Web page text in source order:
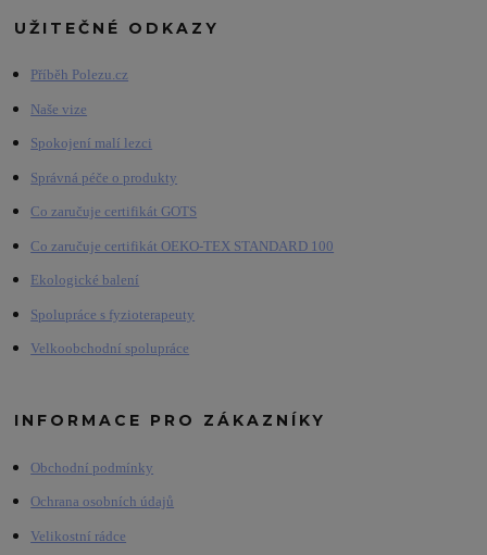
UŽITEČNÉ ODKAZY
Příběh Polezu.cz
Naše vize
Spokojení malí lezci
Správná péče o produkty
Co zaručuje certifikát GOTS
Co zaručuje certifikát OEKO-TEX STANDARD 100
Ekologické balení
Spolupráce s fyzioterapeuty
Velkoobchodní spolupráce
INFORMACE PRO ZÁKAZNÍKY
Obchodní podmínky
Ochrana osobních údajů
Velikostní rádce